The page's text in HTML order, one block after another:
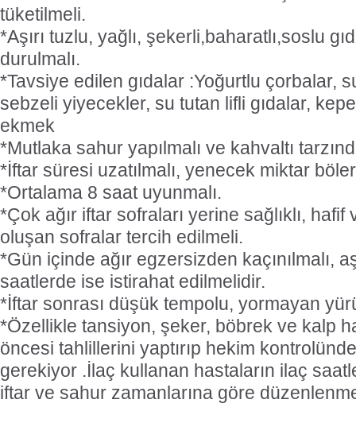
tüketilmeli.
*Aşırı tuzlu, yağlı, şekerli,baharatlı,soslu
durulmalı.
*Tavsiye edilen gıdalar :Yoğurtlu çorbalar,
sebzeli yiyecekler, su tutan lifli gıdalar,
ekmek
*Mutlaka sahur yapılmalı ve kahvaltı
*İftar süresi uzatılmalı, yenecek miktar
*Ortalama 8 saat uyunmalı.
*Çok ağır iftar sofraları yerine sağlıklı,
oluşan sofralar tercih edilmeli.
*Gün içinde ağır egzersizden kaçınılmalı,
saatlerde ise istirahat edilmelidir.
*İftar sonrası düşük tempolu, yormayan
*Özellikle tansiyon, şeker, böbrek ve kalp
öncesi tahlillerini yaptırıp hekim
gerekiyor .İlaç kullanan hastaların ilaç
iftar ve sahur zamanlarına göre